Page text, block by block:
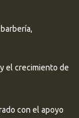
el crecimiento de
con el apoyo